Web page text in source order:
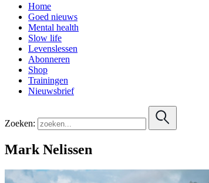
Home
Goed nieuws
Mental health
Slow life
Levenslessen
Abonneren
Shop
Trainingen
Nieuwsbrief
Zoeken:
Mark Nelissen